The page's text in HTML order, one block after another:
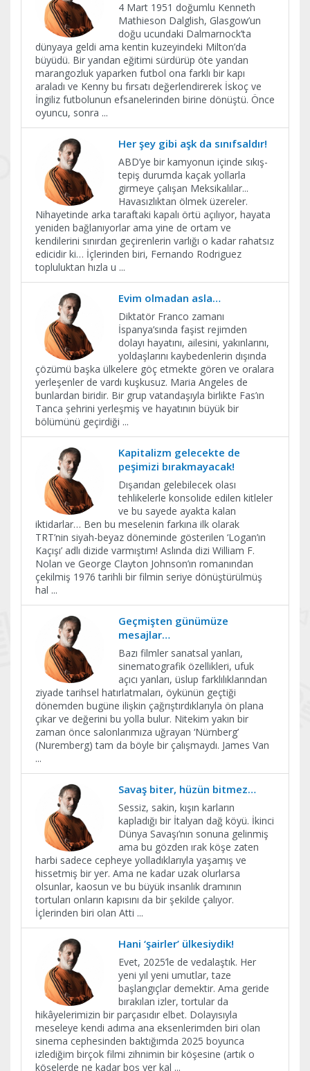
4 Mart 1951 doğumlu Kenneth
Mathieson Dalglish, Glasgow’un
doğu ucundaki Dalmarnock’ta
dünyaya geldi ama kentin kuzeyindeki Milton’da
büyüdü. Bir yandan eğitimi sürdürüp öte yandan
marangozluk yaparken futbol ona farklı bir kapı
araladı ve Kenny bu fırsatı değerlendirerek İskoç ve
İngiliz futbolunun efsanelerinden birine dönüştü. Önce
oyuncu, sonra ...
Her şey gibi aşk da sınıfsaldır!
ABD’ye bir kamyonun içinde sıkış-
tepiş durumda kaçak yollarla
girmeye çalışan Meksikalılar...
Havasızlıktan ölmek üzereler.
Nihayetinde arka taraftaki kapalı örtü açılıyor, hayata
yeniden bağlanıyorlar ama yine de ortam ve
kendilerini sınırdan geçirenlerin varlığı o kadar rahatsız
edicidir ki… İçlerinden biri, Fernando Rodriguez
topluluktan hızla u ...
Evim olmadan asla…
Diktatör Franco zamanı
İspanya’sında faşist rejimden
dolayı hayatını, ailesini, yakınlarını,
yoldaşlarını kaybedenlerin dışında
çözümü başka ülkelere göç etmekte gören ve oralara
yerleşenler de vardı kuşkusuz. Maria Angeles de
bunlardan biridir. Bir grup vatandaşıyla birlikte Fas’ın
Tanca şehrini yerleşmiş ve hayatının büyük bir
bölümünü geçirdiği ...
Kapitalizm gelecekte de
peşimizi bırakmayacak!
Dışarıdan gelebilecek olası
tehlikelerle konsolide edilen kitleler
ve bu sayede ayakta kalan
iktidarlar… Ben bu meselenin farkına ilk olarak
TRT’nin siyah-beyaz döneminde gösterilen ‘Logan’ın
Kaçışı’ adlı dizide varmıştım! Aslında dizi William F.
Nolan ve George Clayton Johnson’ın romanından
çekilmiş 1976 tarihli bir filmin seriye dönüştürülmüş
hal ...
Geçmişten günümüze
mesajlar…
Bazı filmler sanatsal yanları,
sinematografik özellikleri, ufuk
açıcı yanları, üslup farklılıklarından
ziyade tarihsel hatırlatmaları, öykünün geçtiği
dönemden bugüne ilişkin çağrıştırdıklarıyla ön plana
çıkar ve değerini bu yolla bulur. Nitekim yakın bir
zaman önce salonlarımıza uğrayan ‘Nürnberg’
(Nuremberg) tam da böyle bir çalışmaydı. James Van
...
Savaş biter, hüzün bitmez…
Sessiz, sakin, kışın karların
kapladığı bir İtalyan dağ köyü. İkinci
Dünya Savaşı’nın sonuna gelinmiş
ama bu gözden ırak köşe zaten
harbi sadece cepheye yolladıklarıyla yaşamış ve
hissetmiş bir yer. Ama ne kadar uzak olurlarsa
olsunlar, kaosun ve bu büyük insanlık dramının
tortuları onların kapısını da bir şekilde çalıyor.
İçlerinden biri olan Atti ...
Hani ‘şairler’ ülkesiydik!
Evet, 2025’le de vedalaştık. Her
yeni yıl yeni umutlar, taze
başlangıçlar demektir. Ama geride
bırakılan izler, tortular da
hikâyelerimizin bir parçasıdır elbet. Dolayısıyla
meseleye kendi adıma ana eksenlerimden biri olan
sinema cephesinden baktığımda 2025 boyunca
izlediğim birçok filmi zihnimin bir köşesine (artık o
köşelerde ne kadar boş yer kal ...